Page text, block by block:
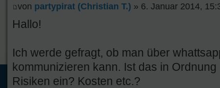
von partypirat (Christian T.) » 6. Januar 2014,
Hallo!
Ich werde gefragt, ob man über
kommunizieren kann. Ist das in
Risiken ein? Kosten etc.?